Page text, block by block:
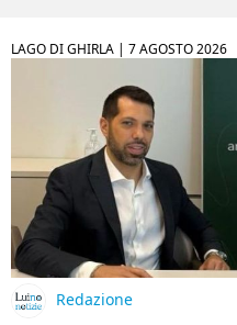
LAGO DI GHIRLA | 7 AGOSTO 2026
Redazione